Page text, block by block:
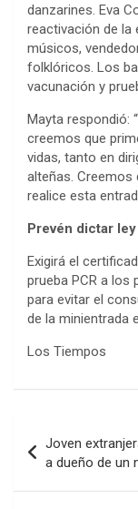
danzarines. Eva
reactivación de la
músicos,
folklóricos. Los
vacunación y
Mayta respondió:
creemos que
vidas, tanto en
alteñas. Creemos
realice esta
Prevén dictar
Exigirá el
prueba PCR a los
para evitar el
de la minientrada
Los Tiempos
de
entradas
Joven
a dueño de un